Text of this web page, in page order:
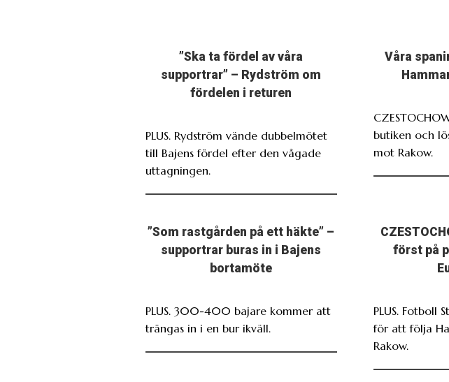
”Ska ta fördel av våra
supportrar” – Rydström om
fördelen i returen
PLUS. Rydström vände dubbelmötet
till Bajens fördel efter den vågade
uttagningen.
Våra
butiken och
mot Rakow.
”Som rastgården på ett häkte” –
supportrar buras in i Bajens
bortamöte
PLUS. 300-400 bajare kommer att
trängas in i en bur ikväll.
först på
PLUS. Fotboll
för att följa
Rakow.